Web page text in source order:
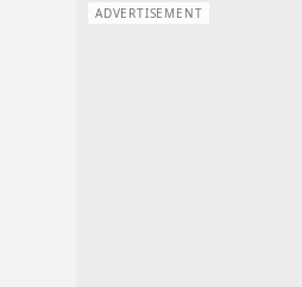
ADVERTISEMENT